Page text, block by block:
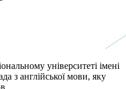
університеті імені
з англійської мови, яку